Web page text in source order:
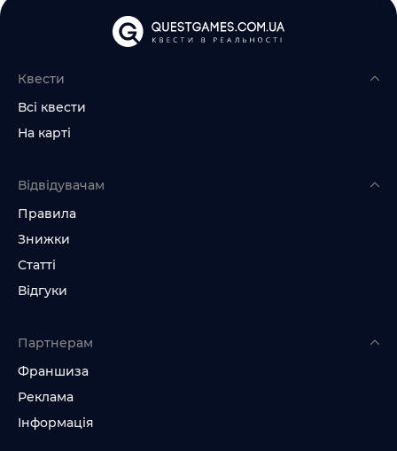
Квести
Всі квести
На карті
Відвідувачам
Правила
Знижки
Статті
Відгуки
Партнерам
Франшиза
Реклама
Інформація